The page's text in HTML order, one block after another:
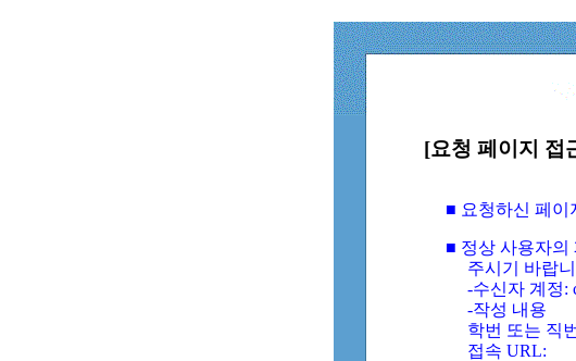
[요청 페이지 접
■ 요청하신 페이
■ 정상 사용자의
주시기 바랍
-수신자 계정:
-작성 내용
학번 또는 직
접속 URL: